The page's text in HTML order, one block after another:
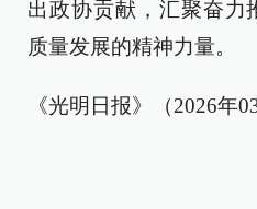
出政协贡献，汇聚奋力
质量发展的精神力量。
《光明日报》（2026年